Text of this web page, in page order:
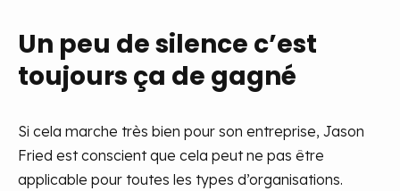
Un peu de silence c’est
toujours ça de gagné
Si cela marche très bien pour son entreprise, Jason
Fried est conscient que cela peut ne pas être
applicable pour toutes les types d’organisations.